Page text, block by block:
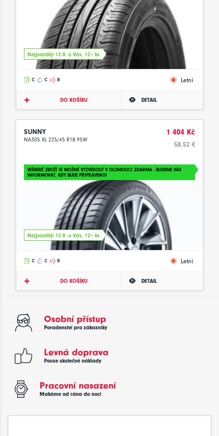
Nejpozději 12.8. u Vás, 12+ ks
C C B Letní
DO KOŠÍKU DETAIL
SUNNY
NA305 XL 225/45 R18 95W
1 404 Kč
58.52 €
VEŠKERÉ ZBOŽÍ JE MOŽNÉ VYZVEDOUT V OLOMOUCI ZDARMA - BUDEME VÁS
INFORMOVAT, KDY BUDE PŘIPRAVENO!
Nejpozději 12.8. u Vás, 12+ ks
C C B Letní
DO KOŠÍKU DETAIL
Osobní přístup
Poradenství pro zákazníky
Levná doprava
Pouze skutečné náklady
Pracovní nasazení
Makáme od rána do noci